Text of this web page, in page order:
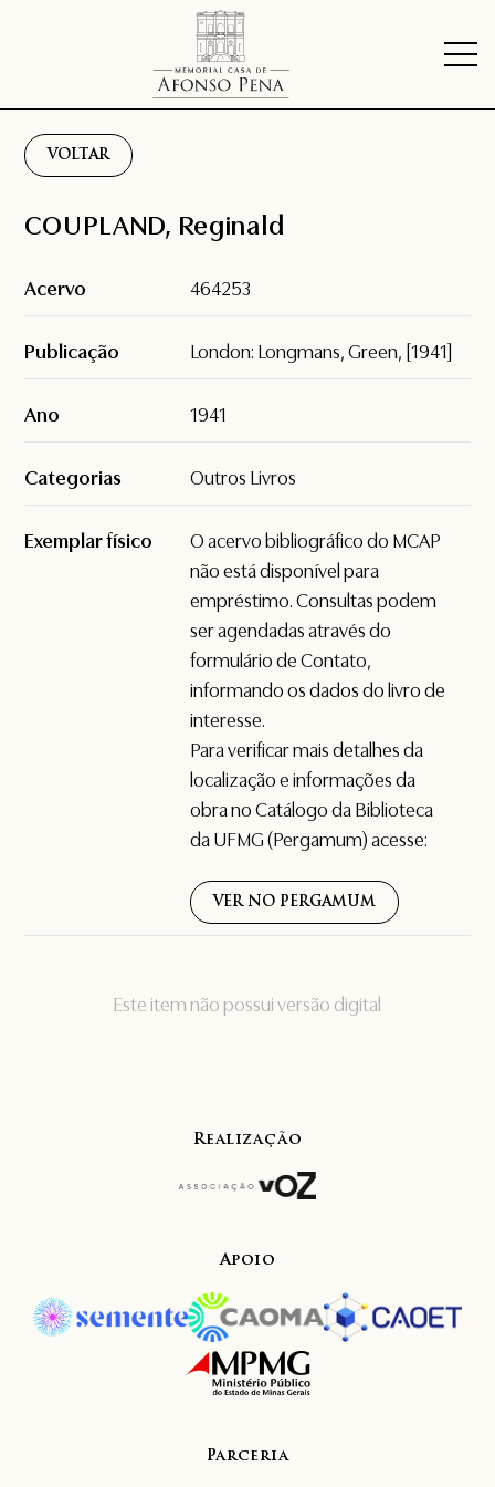
VOLTAR
Este item não possui versão digital
COUPLAND, Reginald
Acervo 464253
Publicação London: Longmans, Green, [1941]
Ano 1941
Categorias Outros Livros
Exemplar físico
O acervo bibliográfico do MCAP
não está disponível para
empréstimo. Consultas podem
ser agendadas através do
formulário deContato,
informando os dados do livro de
interesse.
Para verificar mais detalhes da
localização e informações da
obra no Catálogo da Biblioteca
da UFMG (Pergamum) acesse:
VER NO PERGAMUM
Realização
Apoio
Parceria